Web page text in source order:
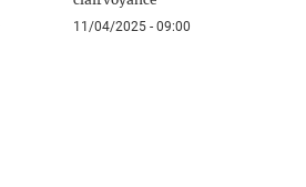
11/04/2025 - 09:00